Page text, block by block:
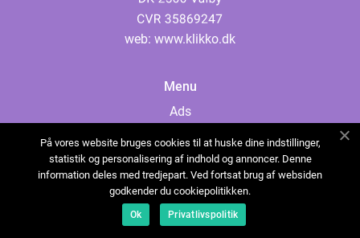
web: www.klikko.dk
Menu
Ads
Cookies
Contact
Sitemap
På vores website bruges cookies til at huske dine indstillinger,
statistik og personalisering af indhold og annoncer. Denne
information deles med tredjepart. Ved fortsat brug af websiden
godkender du cookiepolitikken.
Ok Privatlivspolitik